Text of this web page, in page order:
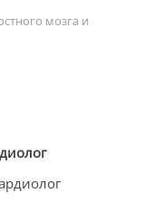
мозга и